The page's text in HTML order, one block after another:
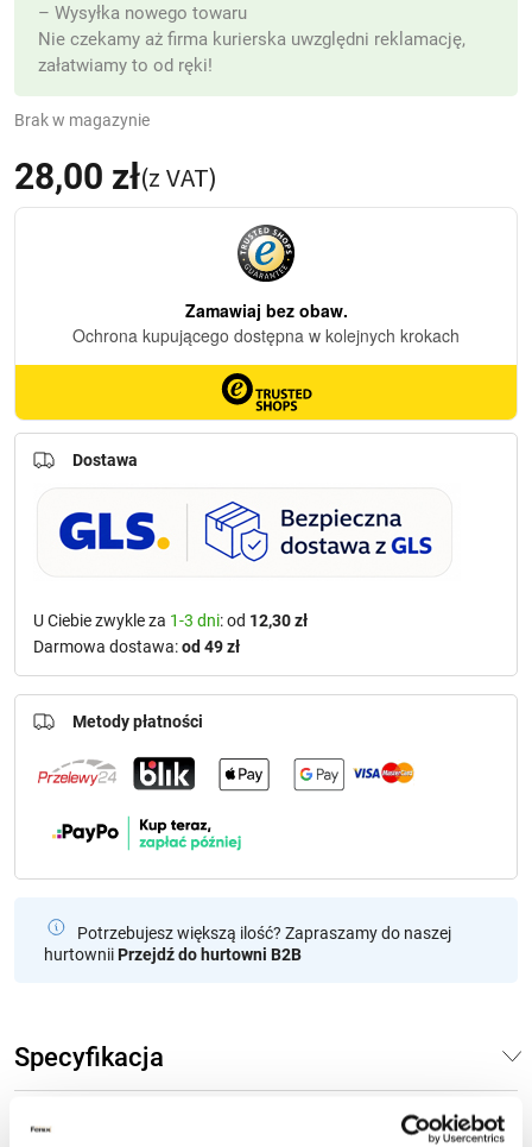
28,00 zł(z VAT)
Brak w magazynie
– Wysyłka nowego towaru
Nie czekamy aż firma kurierska uwzględni reklamację,
załatwiamy to od ręki!
Potrzebujesz większą ilość? Zapraszamy do naszej
hurtowniiPrzejdź do hurtowni B2B
Dostawa
U Ciebie zwykle za 1-3 dni: od 12,30 zł
Darmowa dostawa:od 49 zł
Metody płatności
Specyfikacja